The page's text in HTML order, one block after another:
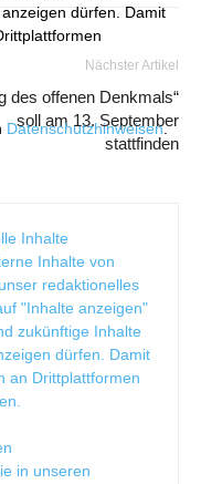
anzeigen dürfen. Damit
Datenschutzhinweisen.
Nächster Artikel
des offenen Denkmals“
soll am 13. September
stattfinden
Inhalte
Inhalte von
unser redaktionelles
"Inhalte anzeigen"
zukünftige Inhalte
dürfen. Damit
an Drittplattformen
in unseren